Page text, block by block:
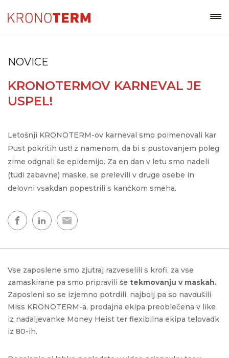
NOVICE
KRONOTERMOV KARNEVAL JE
USPEL!
Letošnji KRONOTERM-ov karneval smo poimenovali kar
Pust pokritih ust! z namenom, da bi s pustovanjem poleg
zime odgnali še epidemijo. Za en dan v letu smo nadeli
(tudi zabavne) maske, se prelevili v druge osebe in
delovni vsakdan popestrili s kančkom smeha.
Vse zaposlene smo zjutraj razveselili s krofi, za vse
zamaskirane pa smo pripravili še tekmovanju v maskah.
Zaposleni so se izjemno potrdili, najbolj pa so navdušili
Miss KRONOTERM-a, prodajna ekipa preoblečena v like
iz nadaljevanke Money Heist ter flexibilna ekipa telovadk
iz 80-ih.